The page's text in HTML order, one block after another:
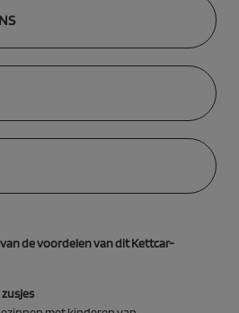
de voordelen van dit Kettcar-